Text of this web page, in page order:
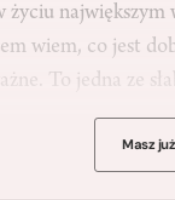
największym
wiem, co jest
To jedna ze
Masz